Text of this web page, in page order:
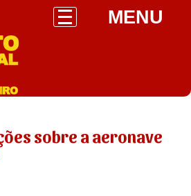
MENU
sobre a aeronave